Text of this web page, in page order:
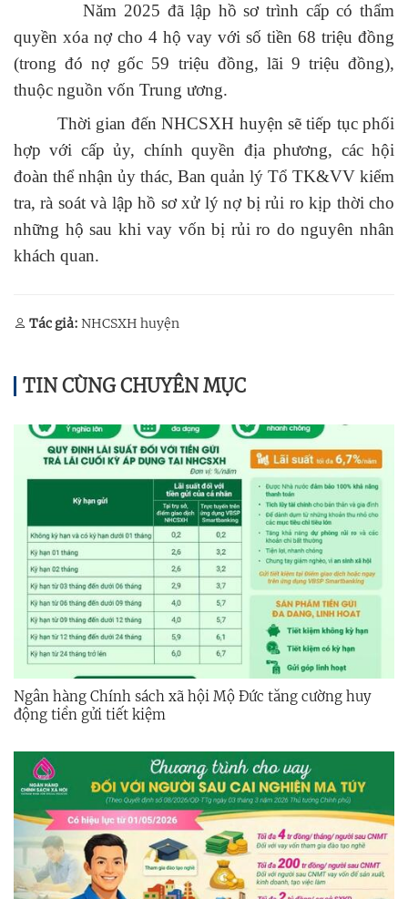
Năm 2025 đã lập hồ sơ trình cấp có thẩm
quyền xóa nợ cho 4 hộ vay với số tiền 68 triệu đồng
(trong đó nợ gốc 59 triệu đồng, lãi 9 triệu đồng),
thuộc nguồn vốn Trung ương.
Thời gian đến NHCSXH huyện sẽ tiếp tục phối
hợp với cấp ủy, chính quyền địa phương, các hội
đoàn thể nhận ủy thác, Ban quản lý Tổ TK&VV kiểm
tra, rà soát và lập hồ sơ xử lý nợ bị rủi ro kịp thời cho
những hộ sau khi vay vốn bị rủi ro do nguyên nhân
khách quan.
Tác giả: NHCSXH huyện
TIN CÙNG CHUYÊN MỤC
Ngân hàng Chính sách xã hội Mộ Đức tăng cường huy
động tiền gửi tiết kiệm